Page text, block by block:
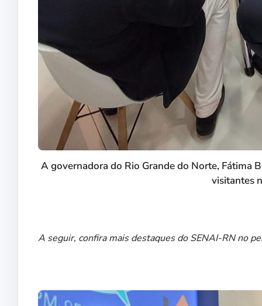
A governadora do Rio Grande do Norte, Fátima
visitantes
A seguir, confira mais destaques do SENAI-RN no